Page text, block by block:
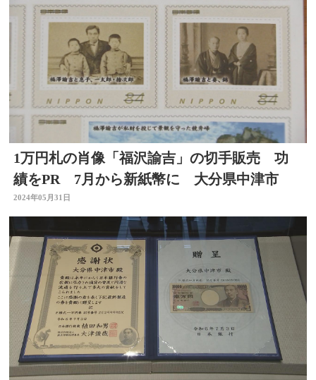
1万円札の肖像「福沢諭吉」の切手販売 功
績をPR 7月から新紙幣に 大分県中津市
2024年05月31日